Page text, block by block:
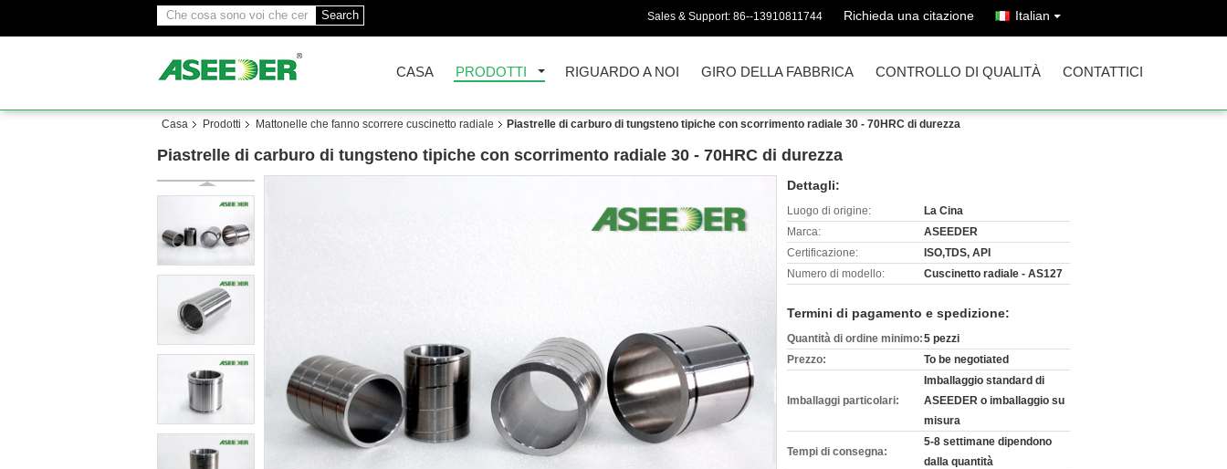
Search Sales & Support: 86--13910811744 Richieda una citazione Italian
CASA PRODOTTI RIGUARDO A NOI GIRO DELLA FABBRICA CONTROLLO DI QUALITÀ CONTATTICI
Casa Prodotti Mattonelle che fanno scorrere cuscinetto radiale Piastrelle di carburo di tungsteno tipiche con scorrimento radiale 30 - 70HRC di durezza
Piastrelle di carburo di tungsteno tipiche con scorrimento radiale 30 - 70HRC di durezza
Dettagli:
Luogo di origine:
La Cina
Marca:
ASEEDER
Certificazione:
ISO,TDS, API
Numero di modello:
Cuscinetto radiale - AS127
Termini di pagamento e spedizione:
Quantità di ordine minimo:5 pezzi
Prezzo:
To be negotiated
Imballaggi particolari:
Imballaggio standard di
ASEEDER o imballaggio su
misura
Tempi di consegna:
5-8 settimane dipendono
dalla quantità